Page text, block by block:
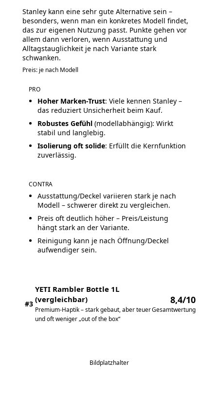
Stanley kann eine sehr gute Alternative sein –
besonders, wenn man ein konkretes Modell findet,
das zur eigenen Nutzung passt. Punkte gehen vor
allem dann verloren, wenn Ausstattung und
Alltagstauglichkeit je nach Variante stark
schwanken.
Preis: je nach Modell
PRO
Hoher Marken-Trust: Viele kennen Stanley –
das reduziert Unsicherheit beim Kauf.
Robustes Gefühl (modellabhängig): Wirkt
stabil und langlebig.
Isolierung oft solide: Erfüllt die Kernfunktion
zuverlässig.
CONTRA
Ausstattung/Deckel variieren stark je nach
Modell – schwerer direkt zu vergleichen.
Preis oft deutlich höher – Preis/Leistung
hängt stark an der Variante.
Reinigung kann je nach Öffnung/Deckel
aufwendiger sein.
#3
YETI Rambler Bottle 1L
(vergleichbar)
Premium-Haptik – stark gebaut, aber teuer
und oft weniger „out of the box“
8,4/10
Gesamtwertung
Bildplatzhalter